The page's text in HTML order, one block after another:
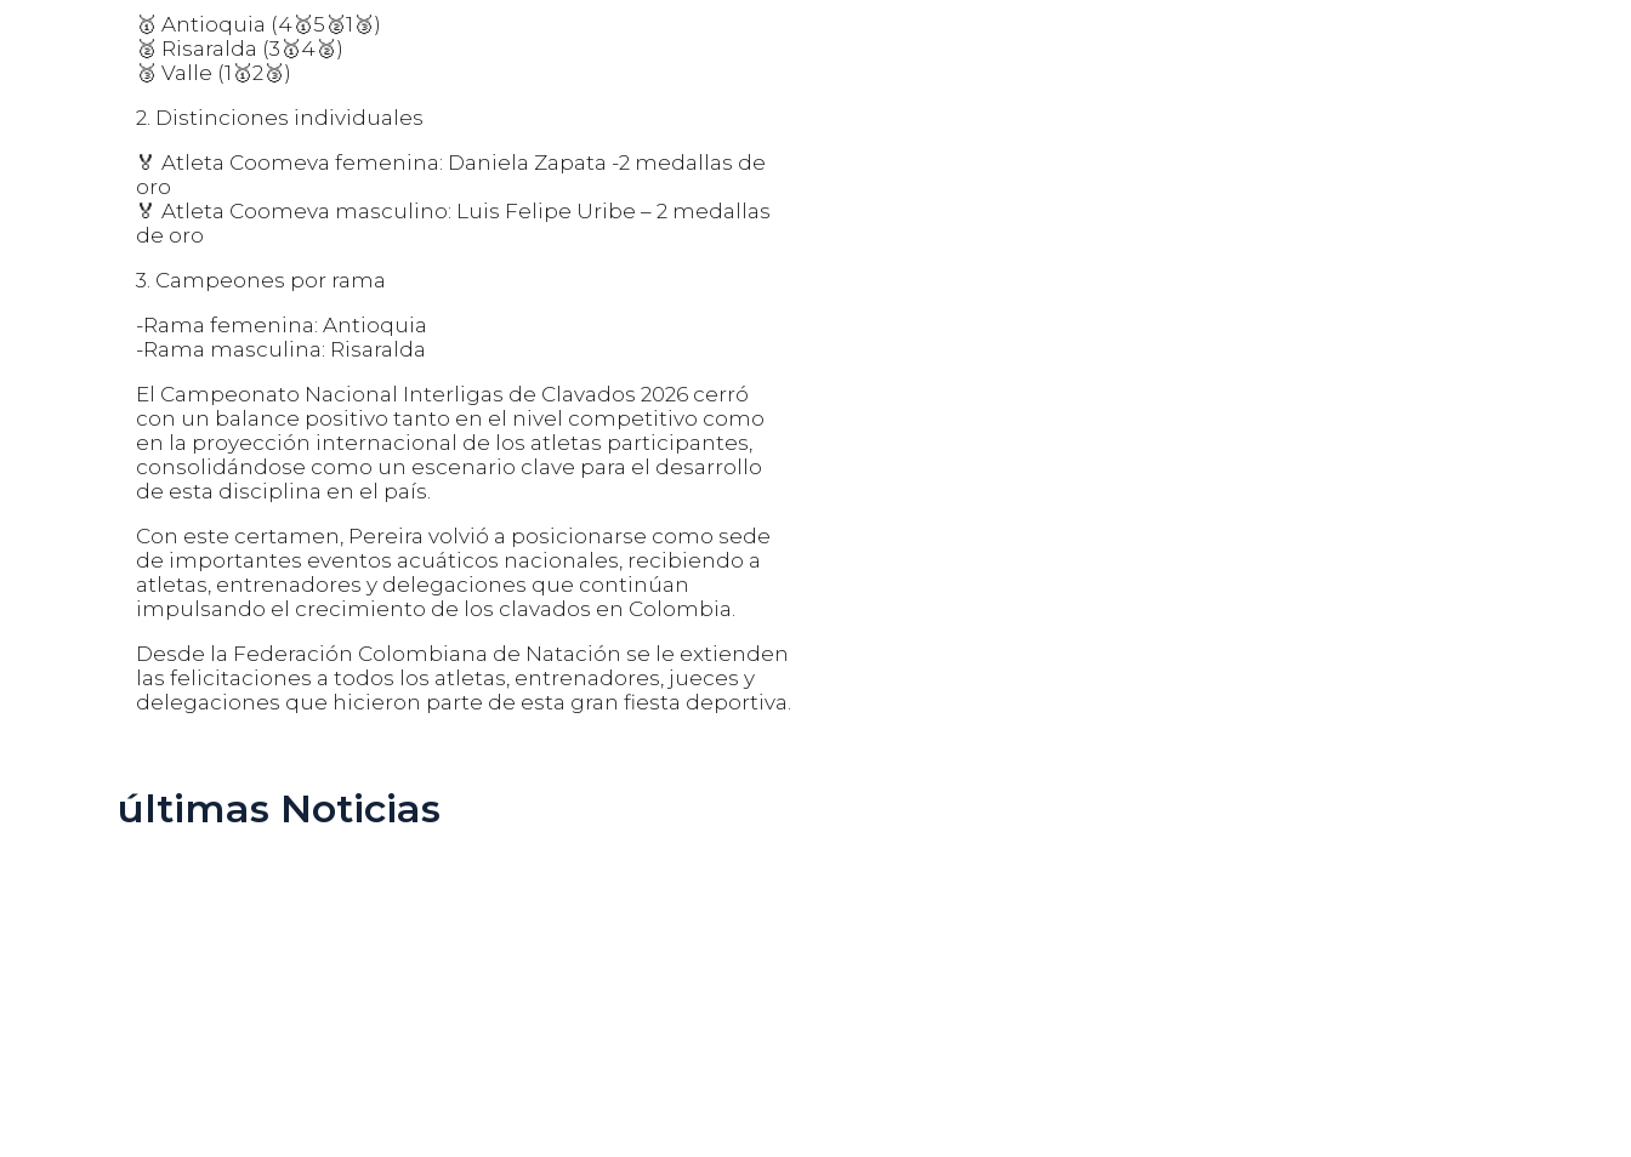
🥇 Antioquia (4🥇5🥈1🥉)
🥈 Risaralda (3🥇4🥈)
🥉 Valle (1🥇2🥉)
2. Distinciones individuales
🏅 Atleta Coomeva femenina: Daniela Zapata -2 medallas de
oro
🏅 Atleta Coomeva masculino: Luis Felipe Uribe – 2 medallas
de oro
3. Campeones por rama
-Rama femenina: Antioquia
-Rama masculina: Risaralda
El Campeonato Nacional Interligas de Clavados 2026 cerró
con un balance positivo tanto en el nivel competitivo como
en la proyección internacional de los atletas participantes,
consolidándose como un escenario clave para el desarrollo
de esta disciplina en el país.
Con este certamen, Pereira volvió a posicionarse como sede
de importantes eventos acuáticos nacionales, recibiendo a
atletas, entrenadores y delegaciones que continúan
impulsando el crecimiento de los clavados en Colombia.
Desde la Federación Colombiana de Natación se le extienden
las felicitaciones a todos los atletas, entrenadores, jueces y
delegaciones que hicieron parte de esta gran fiesta deportiva.
últimas Noticias